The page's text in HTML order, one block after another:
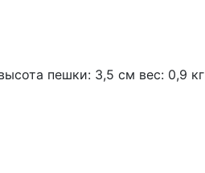
пешки: 3,5 см вес: 0,9 кг